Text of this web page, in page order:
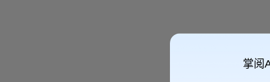
掌阅